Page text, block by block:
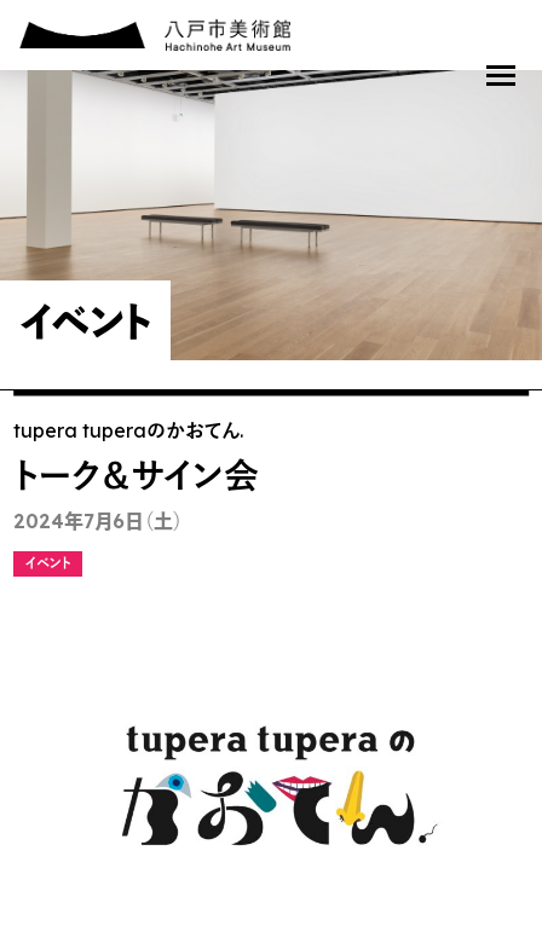
イベント
tupera tuperaのかおてん.
トーク＆サイン会
2024年7月6日（土）
イベント